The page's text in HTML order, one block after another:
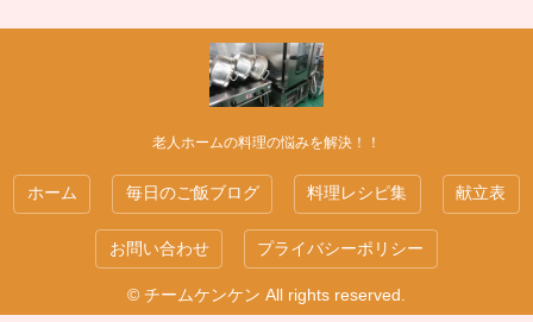
老人ホームの料理の悩みを解決！！
ホーム 毎日のご飯ブログ 料理レシピ集 献立表
お問い合わせ プライバシーポリシー
© チームケンケン All rights reserved.